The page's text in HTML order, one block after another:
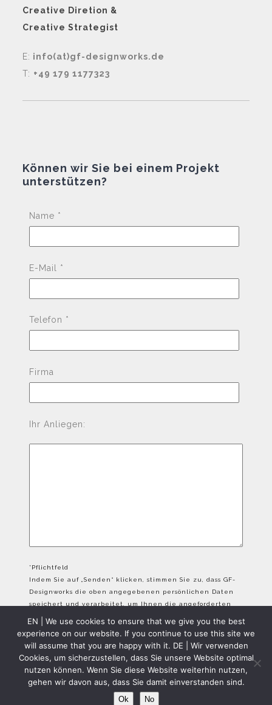
Creative Diretion &
Creative Strategist
E: info(at)gf-designworks.de
T: +49 179 1177323
Können wir Sie bei einem Projekt
unterstützen?
Name *
E-Mail *
Telefon *
Firma
Ihr Anliegen:
*Pflichtfeld
Indem Sie auf „Senden“ klicken, stimmen Sie zu, dass GF-
Designworks die oben angegebenen persönlichen Daten
speichert und verarbeitet, um Ihnen die angeforderten
Inhalte bereitzustellen.
GFD Copyright 2024 - All Rights Reserved
EN | We use cookies to ensure that we give you the best
experience on our website. If you continue to use this site we
will assume that you are happy with it. DE | Wir verwenden
Cookies, um sicherzustellen, dass Sie unsere Website optimal
nutzen können. Wenn Sie diese Website weiterhin nutzen,
gehen wir davon aus, dass Sie damit einverstanden sind.
Ok No